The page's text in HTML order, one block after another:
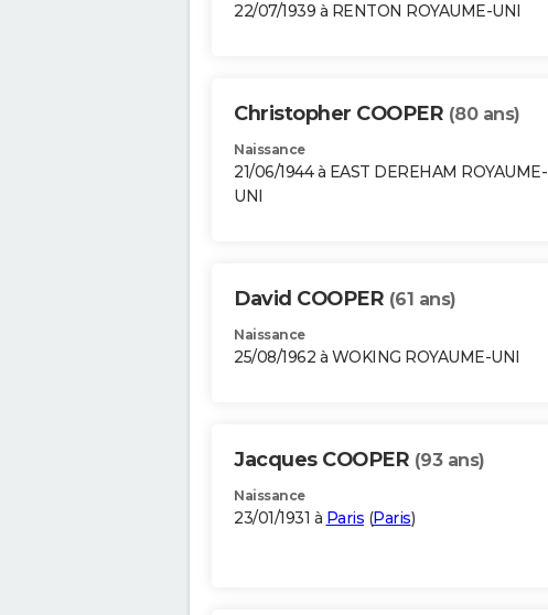
22/07/1939 à RENTON ROYAUME-UNI
Christopher COOPER (80 ans)
Naissance
21/06/1944 à EAST DEREHAM ROYAUME-
UNI
David COOPER (61 ans)
Naissance
25/08/1962 à WOKING ROYAUME-UNI
Jacques COOPER (93 ans)
Naissance
23/01/1931 à Paris (Paris)